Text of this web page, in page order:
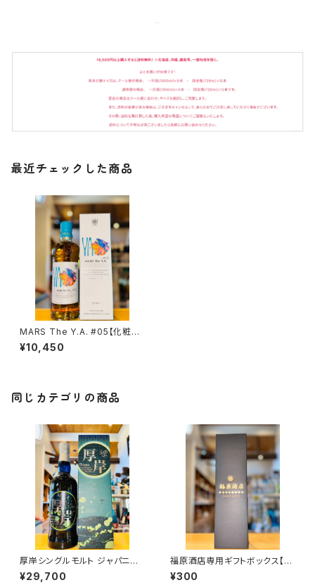
最近チェックした商品
MARS The Y.A. #05【化粧箱
入り】700ml１本（本坊酒造・鹿
児島県鹿児島市南栄）
¥10,450
同じカテゴリの商品
厚岸シングルモルト ジャパニー
ズウイスキー夏至 700ml１本
（堅展実業株式会社 厚岸蒸溜
¥29,700
福原酒店専用ギフトボックス【7
20ml１本入】
¥300